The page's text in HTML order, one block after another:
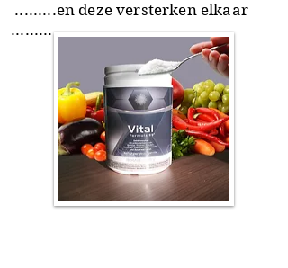
.........en deze versterken elkaar
.........